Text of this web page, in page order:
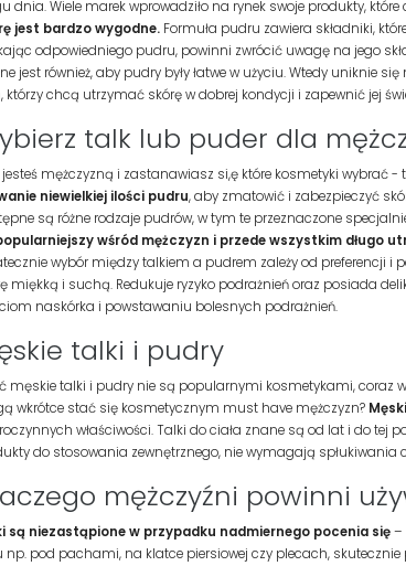
dnia. Wiele marek wprowadziło na rynek swoje produkty,
jest bardzo wygodne. Formuła pudru zawiera składniki,
odpowiedniego pudru, powinni zwrócić uwagę na jego
jest również, aby pudry były łatwe w użyciu. Wtedy
którzy chcą utrzymać skórę w dobrej kondycji i zapewnić jej
talk lub puder dla
jesteś mężczyzną i zastanawiasz si,ę które kosmetyki wybrać
niewielkiej ilości pudru, aby zmatowić i zabezpieczyć
są różne rodzaje pudrów, w tym te przeznaczone
wśród mężczyzn i przede wszystkim długo
wybór między talkiem a pudrem zależy od preferencji
miękką i suchą. Redukuje ryzyko podrażnień oraz posiada
naskórka i powstawaniu bolesnych podrażnień.
talki i pudry
męskie talki i pudry nie są popularnymi kosmetykami, coraz
wkrótce stać się kosmetycznym must have mężczyzn?
właściwości. Talki do ciała znane są od lat i do tej
do stosowania zewnętrznego, nie wymagają spłukiwania
mężczyźni powinni
są niezastąpione w przypadku nadmiernego pocenia się–
np. pod pachami, na klatce piersiowej czy plecach,